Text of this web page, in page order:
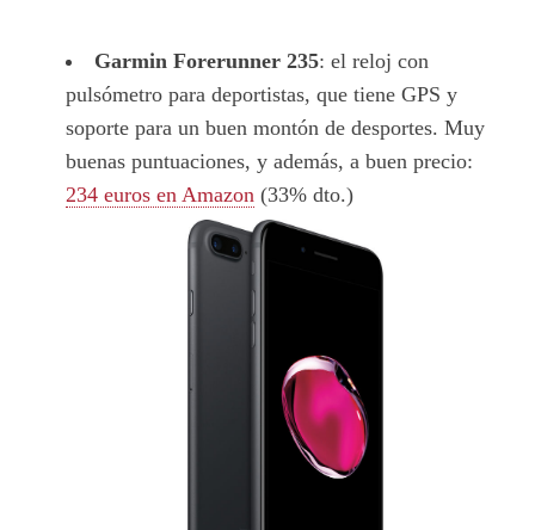
Garmin Forerunner 235: el reloj con
pulsómetro para deportistas, que tiene GPS y
soporte para un buen montón de desportes. Muy
buenas puntuaciones, y además, a buen precio:
234 euros en Amazon (33% dto.)